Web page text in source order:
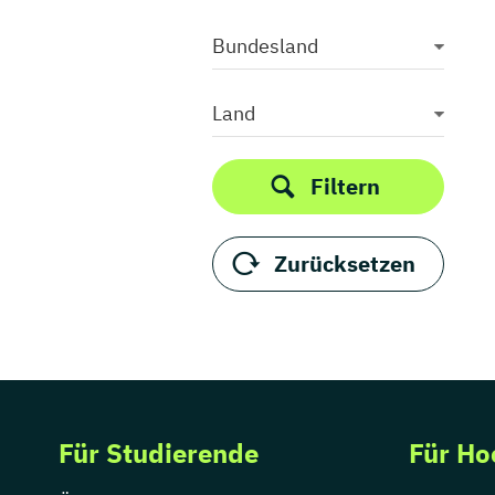
Bundesland
Land
Filtern
Zurücksetzen
Für Studierende Für